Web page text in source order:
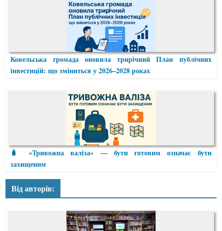
Ковельська громада оновила трирічний План публічних
інвестицій: що зміниться у 2026–2028 роках
🧳 «Тривожна валіза» — бути готовим означає бути
захищеним
Від авторів: